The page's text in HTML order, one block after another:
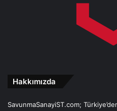
Hakkımızda
SavunmaSanayiST.com;